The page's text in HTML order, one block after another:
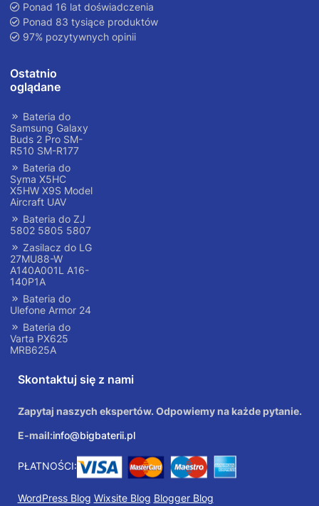
Ponad 16 lat doświadczenia
Ponad 83 tysiące produktów
97% pozytywnych opinii
Ostatnio
oglądane
Bateria do
Samsung Galaxy
Buds 2 Pro SM-
R510 SM-R177
Bateria do
Syma X5HC
X5HW X9S Model
Aircraft UAV
Bateria do ZJ
5802 5805 5807
Zasilacz do LG
27MU88-W
A140A001L A16-
140P1A
Bateria do
Ulefone Armor 24
Bateria do
Varta PX625
MRB625A
Skontaktuj się z nami
Zapytaj naszych ekspertów. Odpowiemy na każde pytanie.
E-mail:info@bigbaterii.pl
PŁATNOŚCI:
WordPress Blog Wixsite Blog Blogger Blog